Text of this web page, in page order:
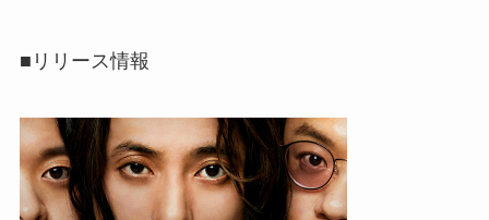
■リリース情報